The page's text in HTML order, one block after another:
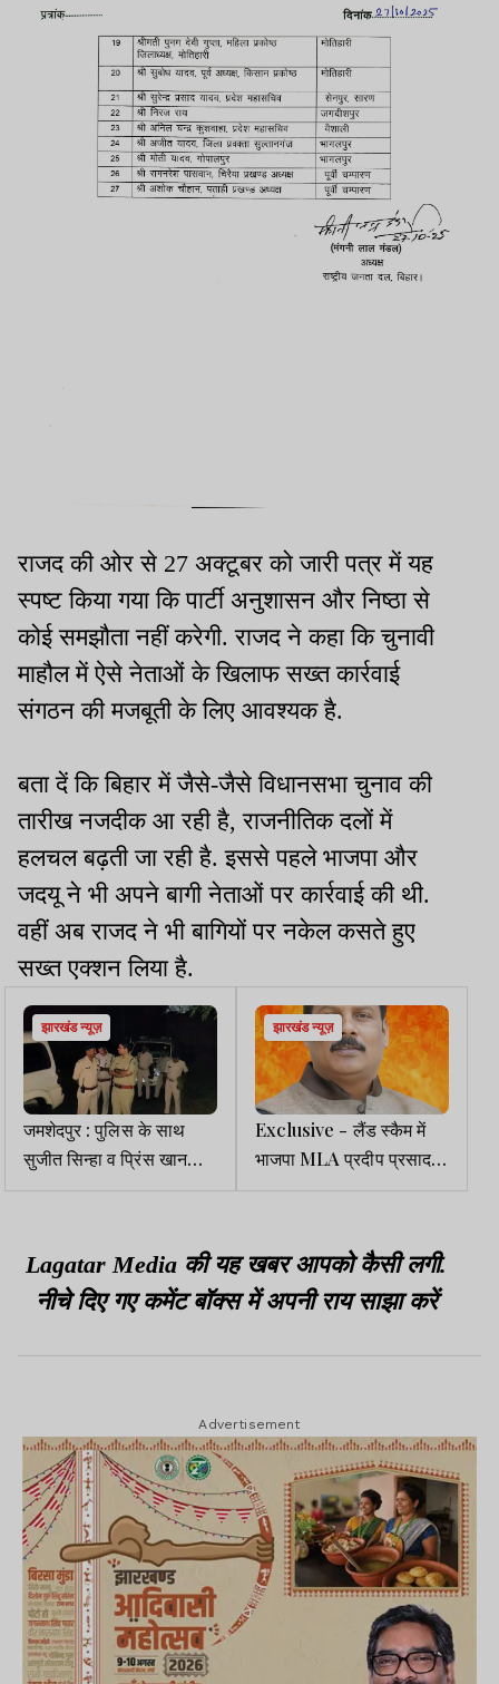
राजद की ओर से 27 अक्टूबर को जारी पत्र में यह
स्पष्ट किया गया कि पार्टी अनुशासन और निष्ठा से
कोई समझौता नहीं करेगी. राजद ने कहा कि चुनावी
माहौल में ऐसे नेताओं के खिलाफ सख्त कार्रवाई
संगठन की मजबूती के लिए आवश्यक है.
बता दें कि बिहार में जैसे-जैसे विधानसभा चुनाव की
तारीख नजदीक आ रही है, राजनीतिक दलों में
हलचल बढ़ती जा रही है. इससे पहले भाजपा और
जदयू ने भी अपने बागी नेताओं पर कार्रवाई की थी.
वहीं अब राजद ने भी बागियों पर नकेल कसते हुए
सख्त एक्शन लिया है.
झारखंड न्यूज़
जमशेदपुर : पुलिस के साथ
सुजीत सिन्हा व प्रिंस खान
गिरोह की मुठभेड़, एक शूटर
झारखंड न्यूज़
Exclusive - लैंड स्कैम में
भाजपा MLA प्रदीप प्रसाद
भी अभियुक्त, हजारीबाग
रजिस्ट्री के गवाह थे
Lagatar Media की यह खबर आपको कैसी लगी.
नीचे दिए गए कमेंट बॉक्स में अपनी राय साझा करें
Advertisement